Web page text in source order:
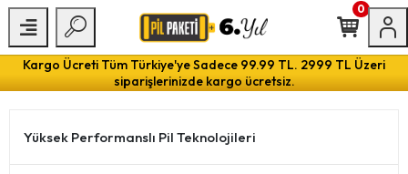
Kargo Ücreti Tüm Türkiye'ye Sadece 99.99 TL. 2999 TL Üzeri
siparişlerinizde kargo ücretsiz.
0
Yüksek Performanslı Pil Teknolojileri